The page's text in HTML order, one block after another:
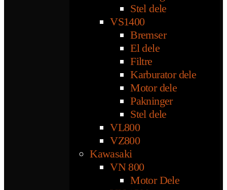
Stel dele
VS1400
Bremser
El dele
Filtre
Karburator dele
Motor dele
Pakninger
Stel dele
VL800
VZ800
Kawasaki
VN 800
Motor Dele